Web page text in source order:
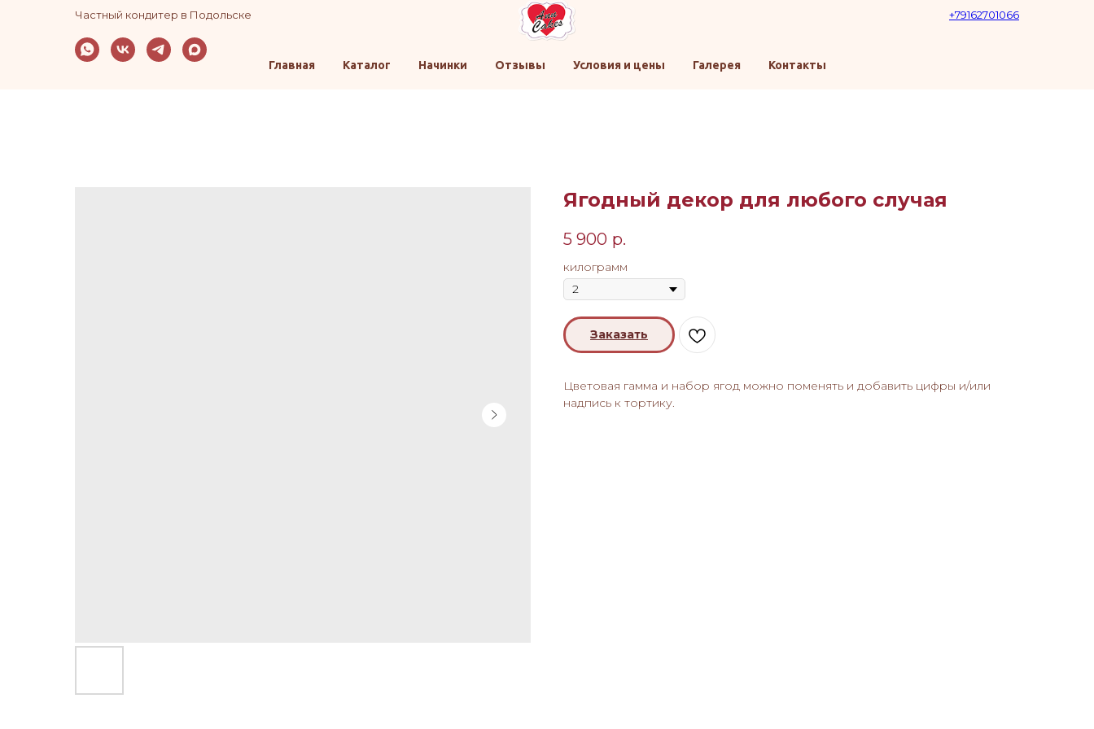
Частный кондитер в Подольске +79162701066
Главная Каталог Начинки Отзывы Условия и цены Галерея Контакты
Ягодный декор для любого случая
5 900 р.
килограмм
Заказать
Цветовая гамма и набор ягод можно поменять и добавить цифры и/или
надпись к тортику.